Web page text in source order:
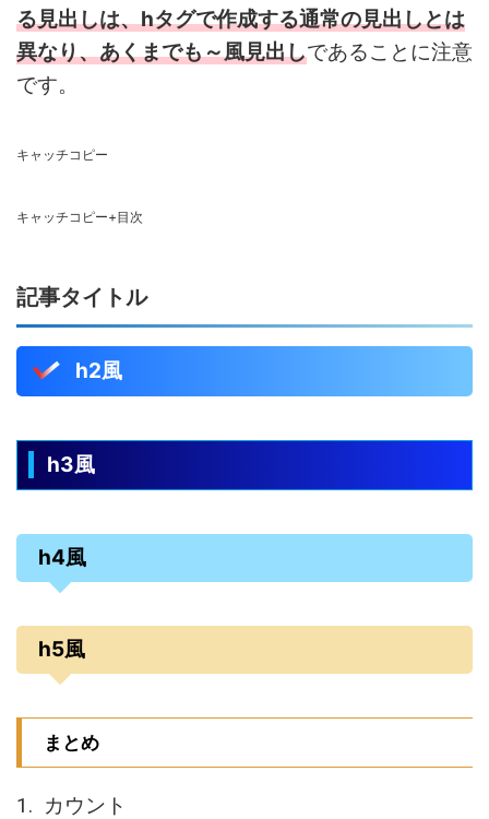
る見出しは、hタグで作成する通常の見出しとは
異なり、あくまでも～風見出しであることに注意
です。
キャッチコピー
キャッチコピー+目次
記事タイトル
h2風
h3風
h4風
h5風
まとめ
カウント